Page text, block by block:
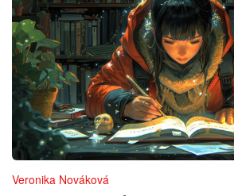
Veronika Nováková